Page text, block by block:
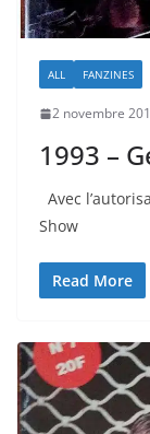
ALL FANZINES
2 novembre
1993 –
Avec
Show
Read More